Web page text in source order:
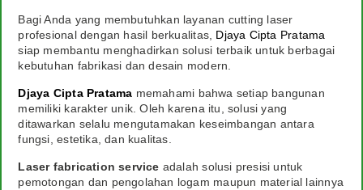
Bagi Anda yang membutuhkan layanan cutting laser
profesional dengan hasil berkualitas, Djaya Cipta Pratama
siap membantu menghadirkan solusi terbaik untuk berbagai
kebutuhan fabrikasi dan desain modern.
Djaya Cipta Pratama memahami bahwa setiap bangunan
memiliki karakter unik. Oleh karena itu, solusi yang
ditawarkan selalu mengutamakan keseimbangan antara
fungsi, estetika, dan kualitas.
Laser fabrication service adalah solusi presisi untuk
pemotongan dan pengolahan logam maupun material lainnya